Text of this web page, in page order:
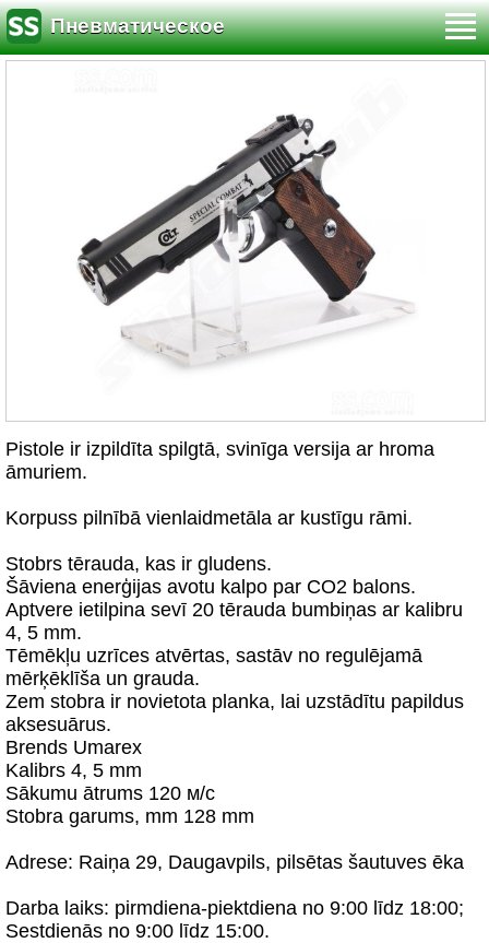
Пневматическое
Pistole ir izpildīta spilgtā, svinīga versija ar hroma
āmuriem.
Korpuss pilnībā vienlaidmetāla ar kustīgu rāmi.
Stobrs tērauda, kas ir gludens.
Šāviena enerģijas avotu kalpo par CO2 balons.
Aptvere ietilpina sevī 20 tērauda bumbiņas ar kalibru
4, 5 mm.
Tēmēkļu uzrīces atvērtas, sastāv no regulējamā
mērķēklīša un grauda.
Zem stobra ir novietota planka, lai uzstādītu papildus
aksesuārus.
Brends Umarex
Kalibrs 4, 5 mm
Sākumu ātrums 120 м/с
Stobra garums, mm 128 mm
Adrese: Raiņa 29, Daugavpils, pilsētas šautuves ēka
Darba laiks: pirmdiena-piektdiena no 9:00 līdz 18:00;
Sestdienās no 9:00 līdz 15:00.